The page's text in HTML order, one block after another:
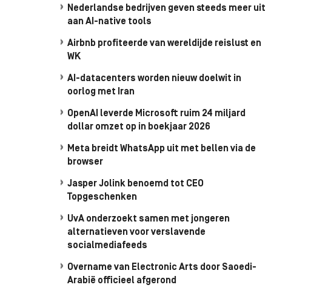
Nederlandse bedrijven geven steeds meer uit
aan AI-native tools
Airbnb profiteerde van wereldijde reislust en
WK
AI-datacenters worden nieuw doelwit in
oorlog met Iran
OpenAI leverde Microsoft ruim 24 miljard
dollar omzet op in boekjaar 2026
Meta breidt WhatsApp uit met bellen via de
browser
Jasper Jolink benoemd tot CEO
Topgeschenken
UvA onderzoekt samen met jongeren
alternatieven voor verslavende
socialmediafeeds
Overname van Electronic Arts door Saoedi-
Arabië officieel afgerond